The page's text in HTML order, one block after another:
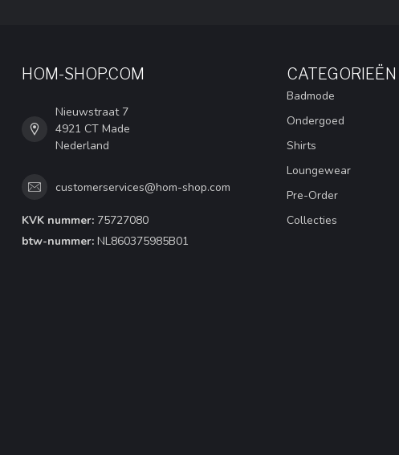
HOM-SHOP.COM
Nieuwstraat 7
4921 CT Made
Nederland
customerservices@hom-shop.com
KVK nummer: 75727080
btw-nummer: NL860375985B01
CATEGORIEËN
Badmode
Ondergoed
Shirts
Loungewear
Pre-Order
Collecties